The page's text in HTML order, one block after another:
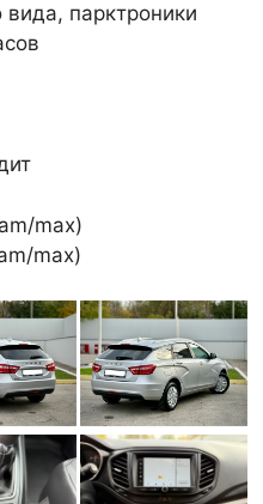
вида, парктроники
max)
max)